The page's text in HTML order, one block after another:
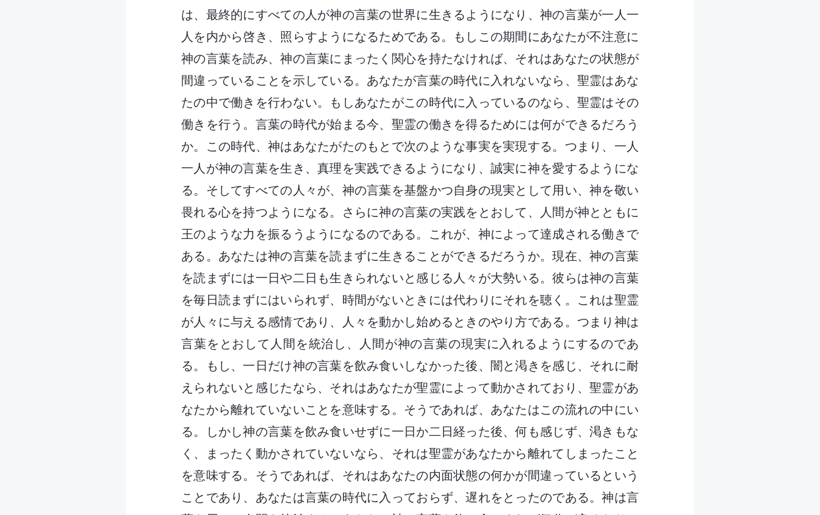
は、最終的にすべての人が神の言葉の世界に生きるようになり、神の言葉が一人一
人を内から啓き、照らすようになるためである。もしこの期間にあなたが不注意に
神の言葉を読み、神の言葉にまったく関心を持たなければ、それはあなたの状態が
間違っていることを示している。あなたが言葉の時代に入れないなら、聖霊はあな
たの中で働きを行わない。もしあなたがこの時代に入っているのなら、聖霊はその
働きを行う。言葉の時代が始まる今、聖霊の働きを得るためには何ができるだろう
か。この時代、神はあなたがたのもとで次のような事実を実現する。つまり、一人
一人が神の言葉を生き、真理を実践できるようになり、誠実に神を愛するようにな
る。そしてすべての人々が、神の言葉を基盤かつ自身の現実として用い、神を敬い
畏れる心を持つようになる。さらに神の言葉の実践をとおして、人間が神とともに
王のような力を振るうようになるのである。これが、神によって達成される働きで
ある。あなたは神の言葉を読まずに生きることができるだろうか。現在、神の言葉
を読まずには一日や二日も生きられないと感じる人々が大勢いる。彼らは神の言葉
を毎日読まずにはいられず、時間がないときには代わりにそれを聴く。これは聖霊
が人々に与える感情であり、人々を動かし始めるときのやり方である。つまり神は
言葉をとおして人間を統治し、人間が神の言葉の現実に入れるようにするのであ
る。もし、一日だけ神の言葉を飲み食いしなかった後、闇と渇きを感じ、それに耐
えられないと感じたなら、それはあなたが聖霊によって動かされており、聖霊があ
なたから離れていないことを意味する。そうであれば、あなたはこの流れの中にい
る。しかし神の言葉を飲み食いせずに一日か二日経った後、何も感じず、渇きもな
く、まったく動かされていないなら、それは聖霊があなたから離れてしまったこと
を意味する。そうであれば、それはあなたの内面状態の何かが間違っているという
ことであり、あなたは言葉の時代に入っておらず、遅れをとったのである。神は言